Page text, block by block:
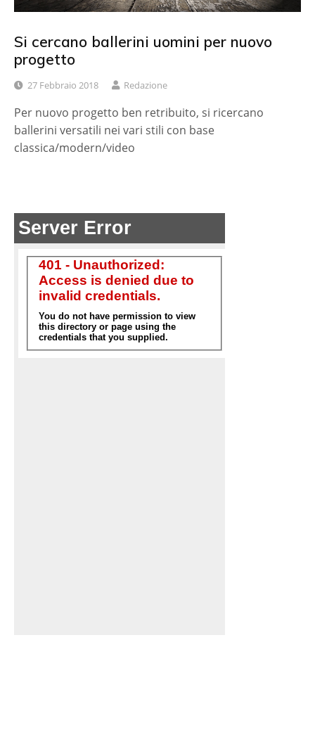
Si cercano ballerini uomini per nuovo
progetto
27 Febbraio 2018 Redazione
Per nuovo progetto ben retribuito, si ricercano
ballerini versatili nei vari stili con base
classica/modern/video